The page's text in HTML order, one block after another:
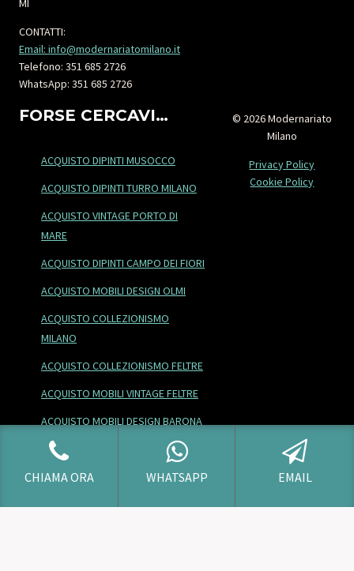
MI
CONTATTI:
Email: info@modernariatomilano.it
Telefono: 351 685 2726
WhatsApp: 351 685 2726
FORSE CERCAVI…
ACQUISTO DIPINTI MUSOCCO
ACQUISTO DIPINTI TURRO MILANO
ACQUISTO VINTAGE PORTO DI
MARE
ACQUISTO DIPINTI CAMPO DEI FIORI
ACQUISTO MOBILI DESIGN OLMI
ACQUISTO COLLEZIONISMO
MILANO
ACQUISTO COLLEZIONISMO FELTRE
ACQUISTO MOBILI VINTAGE FELTRE
ACQUISTO MOBILI DESIGN BARONA
ACQUISTO OGGETTI
© 2026 Modernariato
Milano
Privacy Policy
Cookie Policy
CHIAMA ORA WHATSAPP EMAIL